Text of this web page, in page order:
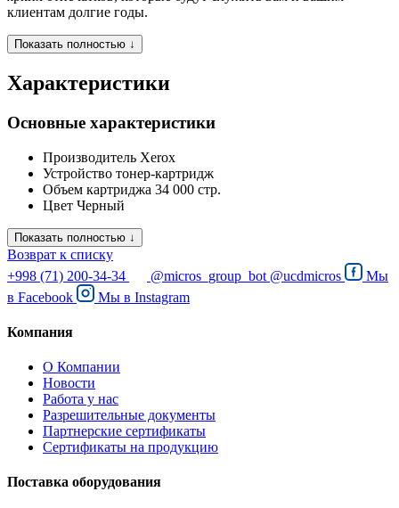
клиентам долгие годы.
Показать полностью ↓
Характеристики
Основные характеристики
Производитель Xerox
Устройство тонер-картридж
Объем картриджа 34 000 стр.
Цвет Черный
Показать полностью ↓
Возврат к списку
+998 (71) 200-34-34
@micros_group_bot @ucdmicros
Мы
в Facebook Мы в Instagram
Компания
О Компании
Новости
Работа у нас
Разрешительные документы
Партнерские сертификаты
Сертификаты на продукцию
Поставка оборудования